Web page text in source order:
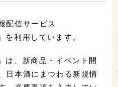
配信サービス
を利用しています。
は、新商品・イベント開
日本酒にまつわる新規情